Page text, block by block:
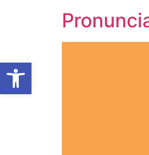
Abrir barra de